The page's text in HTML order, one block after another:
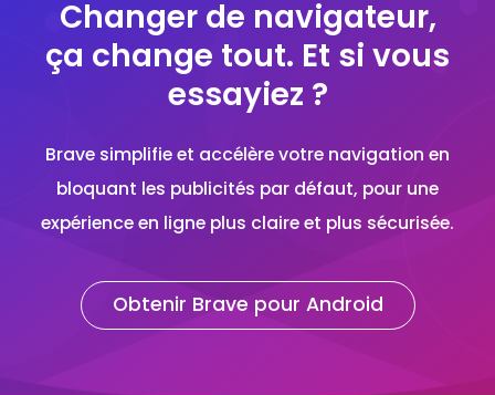
Changer de navigateur,
ça change tout. Et si vous
essayiez ?
Brave simplifie et accélère votre navigation en
bloquant les publicités par défaut, pour une
expérience en ligne plus claire et plus sécurisée.
Obtenir Brave pour Android